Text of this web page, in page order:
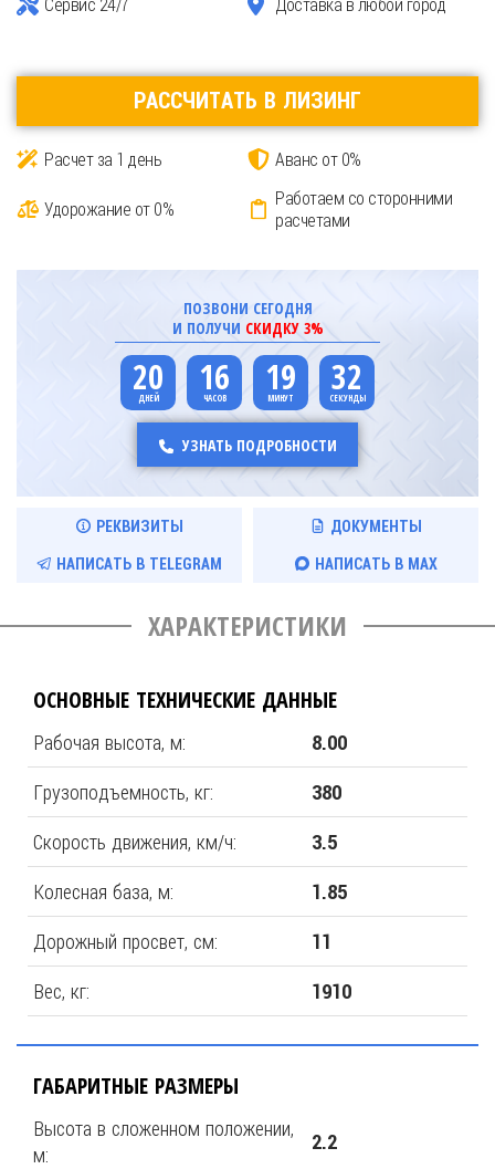
РАССЧИТАТЬ В ЛИЗИНГ
Расчет за 1 день Аванс от 0%
Удорожание от 0%
Работаем со сторонними
расчетами
ПОЗВОНИ СЕГОДНЯ
И ПОЛУЧИ СКИДКУ 3%
20 16 19 31
УЗНАТЬ ПОДРОБНОСТИ
РЕКВИЗИТЫ ДОКУМЕНТЫ
НАПИСАТЬ В TELEGRAM НАПИСАТЬ В MAX
ХАРАКТЕРИСТИКИ
ОСНОВНЫЕ ТЕХНИЧЕСКИЕ ДАННЫЕ
Рабочая высота, м: 8.00
Грузоподъемность, кг: 380
Скорость движения, км/ч: 3.5
Колесная база, м: 1.85
Дорожный просвет, см: 11
Вес, кг: 1910
ГАБАРИТНЫЕ РАЗМЕРЫ
Высота в сложенном положении,
м:
2.2